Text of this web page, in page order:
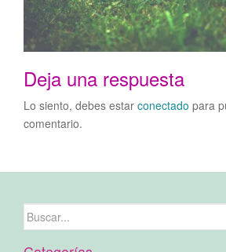
Deja una respuesta
Lo siento, debes estar conectado para
comentario.
Buscar: